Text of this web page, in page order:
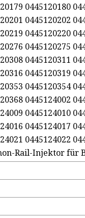
0445120180
0445120202
0445120220
0445120275
0445120311
0445120319
0445120354
0445124002
0445124010
0445124017
0445124022
Rail-Injektor für